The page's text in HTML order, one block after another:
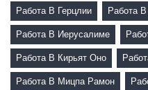
Работа В Герцлии Работа В
Работа В Иерусалиме
Работа В Кирьят Оно
Работа В Мицпа Рамон